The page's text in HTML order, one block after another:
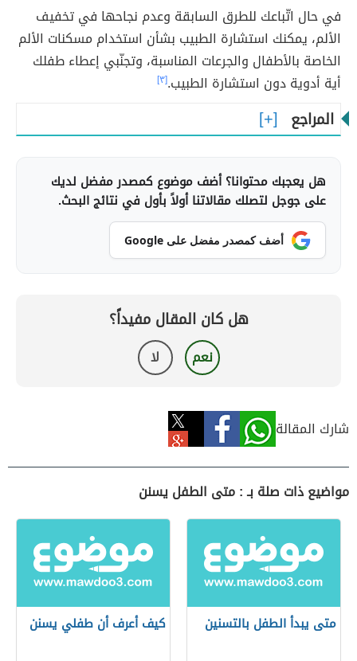
في حال اتّباعك للطرق السابقة وعدم نجاحها في تخفيف
الألم، يمكنك استشارة الطبيب بشأن استخدام مسكنات الألم
الخاصة بالأطفال والجرعات المناسبة، وتجنّبي إعطاء طفلك
أية أدوية دون استشارة الطبيب.[٣]
المراجع
هل يعجبك محتوانا؟ أضف موضوع كمصدر مفضل لديك
على جوجل لتصلك مقالاتنا أولاً بأول في نتائج البحث.
أضف كمصدر مفضل على Google
هل كان المقال مفيداً؟
نعم لا
شارك المقالة
مواضيع ذات صلة بـ : متى الطفل يسنن
متى يبدأ الطفل بالتسنين كيف أعرف أن طفلي يسنن